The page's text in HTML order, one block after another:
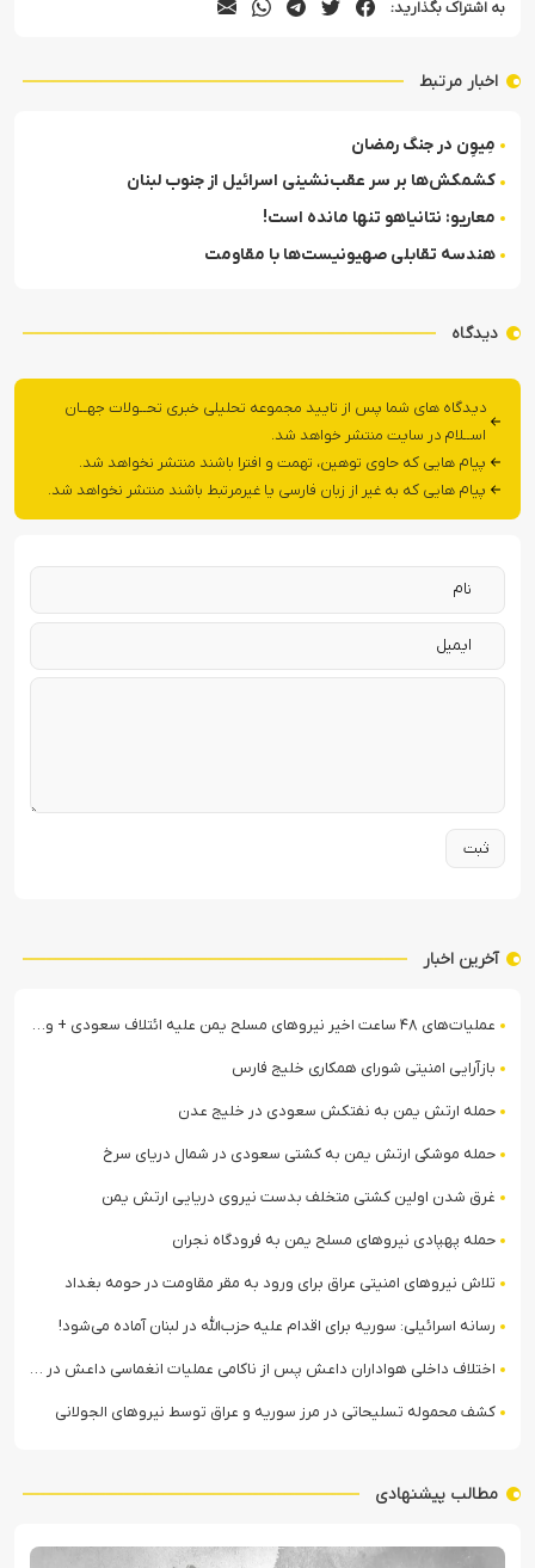
به اشتراک بگذارید:
اخبار مرتبط
مِیوِن در جنگ رمضان
کشمکش‌ها بر سر عقب‌نشینی اسرائیل از جنوب لبنان
معاریو: نتانیاهو تنها مانده است!
هندسه تقابلی صهیونیست‌ها با مقاومت
دیدگاه
دیدگاه های شما پس از تایید مجموعه تحلیلی خبری تحــولات جهــان
اســلام در سایت منتشر خواهد شد.
پیام هایی که حاوی توهین، تهمت و افترا باشند منتشر نخواهد شد.
پیام هایی که به غیر از زبان فارسی یا غیرمرتبط باشند منتشر نخواهد شد.
آخرین اخبار
عملیات‌های ۴۸ ساعت اخیر نیروهای مسلح یمن علیه ائتلاف سعودی + ویدیو
بازآرایی امنیتی شورای همکاری خلیج فارس
حمله ارتش یمن به نفتکش سعودی در خلیج عدن
حمله موشکی ارتش یمن به کشتی سعودی در شمال دریای سرخ
غرق شدن اولین کشتی متخلف بدست نیروی دریایی ارتش یمن
حمله پهپادی نیروهای مسلح یمن به فرودگاه نجران
تلاش نیروهای امنیتی عراق برای ورود به مقر مقاومت در حومه بغداد
رسانه اسرائیلی: سوریه برای اقدام علیه حزب‌الله در لبنان آماده می‌شود!
اختلاف داخلی هواداران داعش پس از ناکامی عملیات انغماسی داعش در رقه
کشف محموله تسلیحاتی در مرز سوریه و عراق توسط نیروهای الجولانی
مطالب پیشنهادی